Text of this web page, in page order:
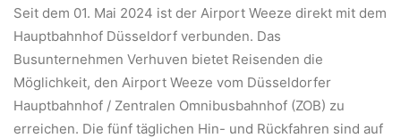
PARKEREN
OP DE LUCHTHAVEN
ONZE BESTEMMINGEN
BLOG
Seit dem 01. Mai 2024 ist der Airport Weeze direkt mit dem
Hauptbahnhof Düsseldorf verbunden. Das
Busunternehmen Verhuven bietet Reisenden die
Möglichkeit, den Airport Weeze vom Düsseldorfer
Hauptbahnhof / Zentralen Omnibusbahnhof (ZOB) zu
erreichen. Die fünf täglichen Hin- und Rückfahren sind auf